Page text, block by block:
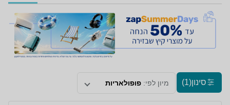
סינון(1) מיון לפי: פופולאריות